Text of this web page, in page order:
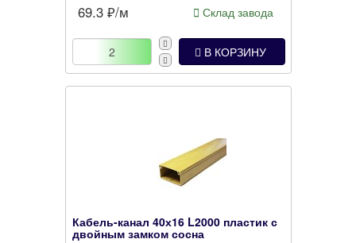
69.3 ₽/м Склад завода
В КОРЗИНУ
Кабель-канал 40х16 L2000 пластик с
двойным замком сосна